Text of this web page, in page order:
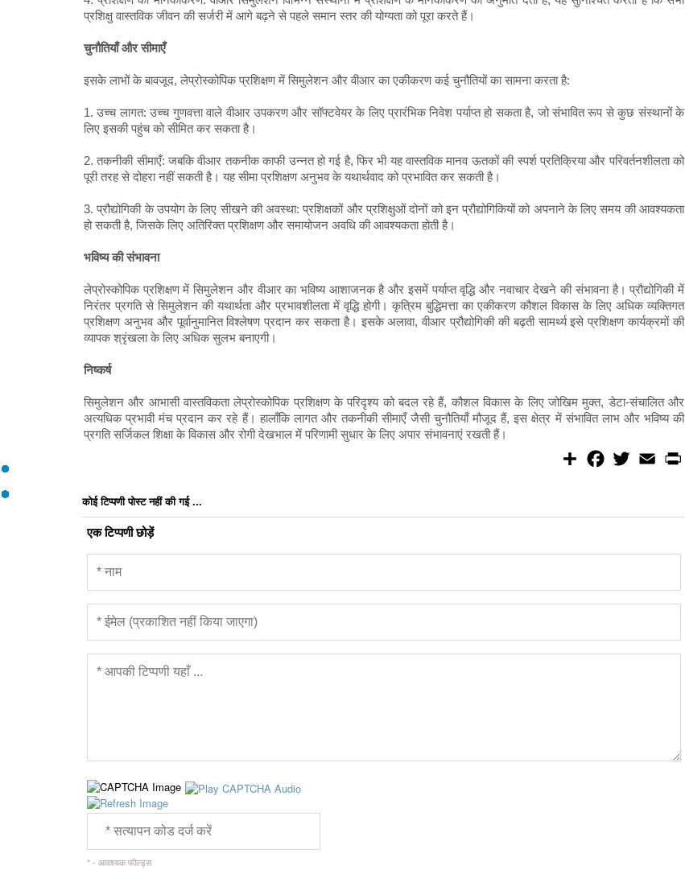
प्रशिक्षु वास्तविक जीवन की सर्जरी में आगे बढ़ने से पहले समान स्तर की योग्यता को पूरा करते हैं।
चुनौतियाँ और सीमाएँ
इसके लाभों के बावजूद, लेप्रोस्कोपिक प्रशिक्षण में सिमुलेशन और वीआर का एकीकरण कई चुनौतियों का सामना करता है:
1. उच्च लागत: उच्च गुणवत्ता वाले वीआर उपकरण और सॉफ्टवेयर के लिए प्रारंभिक निवेश पर्याप्त हो सकता है, जो संभावित रूप से कुछ संस्थानों के
लिए इसकी पहुंच को सीमित कर सकता है।
2. तकनीकी सीमाएँ: जबकि वीआर तकनीक काफी उन्नत हो गई है, फिर भी यह वास्तविक मानव ऊतकों की स्पर्श प्रतिक्रिया और परिवर्तनशीलता को
पूरी तरह से दोहरा नहीं सकती है। यह सीमा प्रशिक्षण अनुभव के यथार्थवाद को प्रभावित कर सकती है।
3. प्रौद्योगिकी के उपयोग के लिए सीखने की अवस्था: प्रशिक्षकों और प्रशिक्षुओं दोनों को इन प्रौद्योगिकियों को अपनाने के लिए समय की आवश्यकता
हो सकती है, जिसके लिए अतिरिक्त प्रशिक्षण और समायोजन अवधि की आवश्यकता होती है।
भविष्य की संभावना
लेप्रोस्कोपिक प्रशिक्षण में सिमुलेशन और वीआर का भविष्य आशाजनक है और इसमें पर्याप्त वृद्धि और नवाचार देखने की संभावना है। प्रौद्योगिकी में
निरंतर प्रगति से सिमुलेशन की यथार्थता और प्रभावशीलता में वृद्धि होगी। कृत्रिम बुद्धिमत्ता का एकीकरण कौशल विकास के लिए अधिक व्यक्तिगत
प्रशिक्षण अनुभव और पूर्वानुमानित विश्लेषण प्रदान कर सकता है। इसके अलावा, वीआर प्रौद्योगिकी की बढ़ती सामर्थ्य इसे प्रशिक्षण कार्यक्रमों की
व्यापक श्रृंखला के लिए अधिक सुलभ बनाएगी।
निष्कर्ष
सिमुलेशन और आभासी वास्तविकता लेप्रोस्कोपिक प्रशिक्षण के परिदृश्य को बदल रहे हैं, कौशल विकास के लिए जोखिम मुक्त, डेटा-संचालित और
अत्यधिक प्रभावी मंच प्रदान कर रहे हैं। हालाँकि लागत और तकनीकी सीमाएँ जैसी चुनौतियाँ मौजूद हैं, इस क्षेत्र में संभावित लाभ और भविष्य की
प्रगति सर्जिकल शिक्षा के विकास और रोगी देखभाल में परिणामी सुधार के लिए अपार संभावनाएं रखती हैं।
S
o
w
e
E
m
कोई टिप्पणी पोस्ट नहीं की गई ...
एक टिप्पणी छोड़ें
* - आवश्यक फील्ड्स